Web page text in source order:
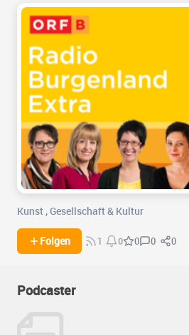
Kunst ,Gesellschaft & Kultur
Folgen 1 0 0 0 0
Podcaster